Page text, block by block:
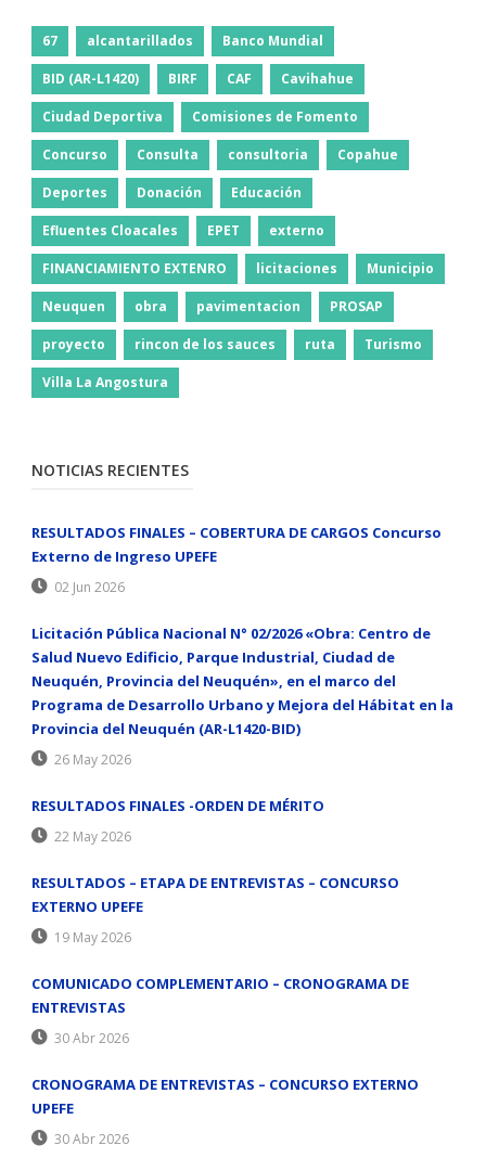
67 alcantarillados Banco Mundial
BID (AR-L1420) BIRF CAF Cavihahue
Ciudad Deportiva Comisiones de Fomento
Concurso Consulta consultoria Copahue
Deportes Donación Educación
Efluentes Cloacales EPET externo
FINANCIAMIENTO EXTENRO licitaciones Municipio
Neuquen obra pavimentacion PROSAP
proyecto rincon de los sauces ruta Turismo
Villa La Angostura
NOTICIAS RECIENTES
RESULTADOS FINALES – COBERTURA DE CARGOS Concurso
Externo de Ingreso UPEFE
02 Jun 2026
Licitación Pública Nacional N° 02/2026 «Obra: Centro de
Salud Nuevo Edificio, Parque Industrial, Ciudad de
Neuquén, Provincia del Neuquén», en el marco del
Programa de Desarrollo Urbano y Mejora del Hábitat en la
Provincia del Neuquén (AR-L1420-BID)
26 May 2026
RESULTADOS FINALES -ORDEN DE MÉRITO
22 May 2026
RESULTADOS – ETAPA DE ENTREVISTAS – CONCURSO
EXTERNO UPEFE
19 May 2026
COMUNICADO COMPLEMENTARIO – CRONOGRAMA DE
ENTREVISTAS
30 Abr 2026
CRONOGRAMA DE ENTREVISTAS – CONCURSO EXTERNO
UPEFE
30 Abr 2026